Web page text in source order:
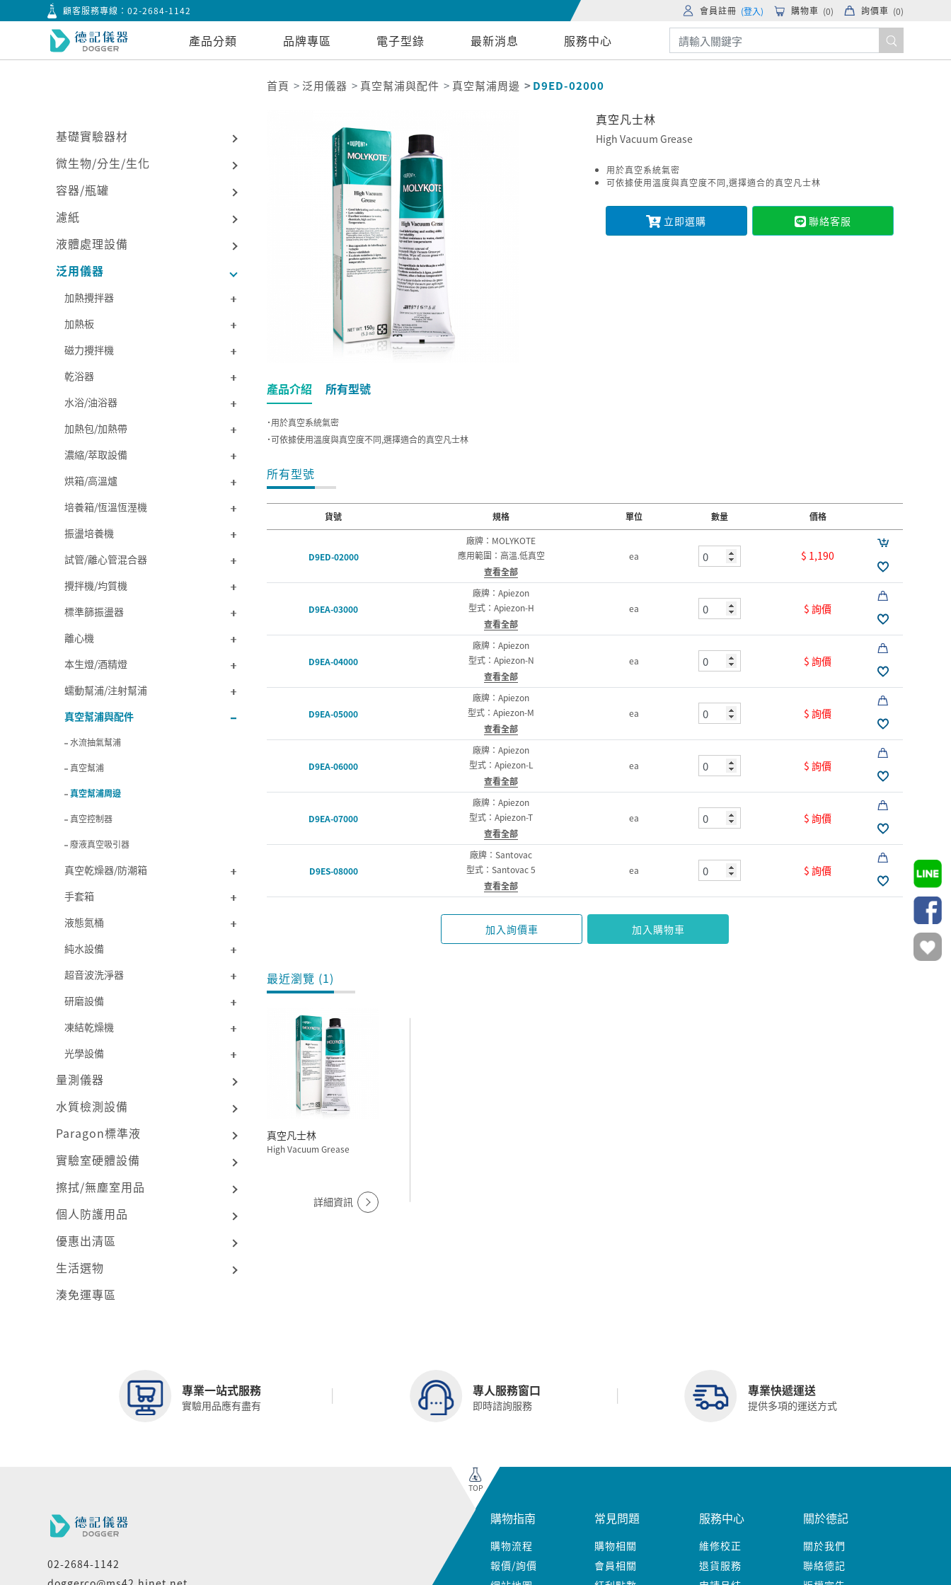
顧客服務專線：02-2684-1142 會員註冊 (登入) 購物車 (0) 詢價車 (0)
產品分類 品牌專區 電子型錄 最新消息 服務中心
首頁 泛用儀器 真空幫浦與配件 真空幫浦周邊 D9ED-02000
基礎實驗器材
微生物/分生/生化
容器/瓶罐
濾紙
液體處理設備
泛用儀器
加熱攪拌器
加熱板
磁力攪拌機
乾浴器
水浴/油浴器
加熱包/加熱帶
濃縮/萃取設備
烘箱/高溫爐
培養箱/恆溫恆溼機
振盪培養機
試管/離心管混合器
攪拌機/均質機
標準篩振盪器
離心機
本生燈/酒精燈
蠕動幫浦/注射幫浦
真空幫浦與配件
水流抽氣幫浦
真空幫浦
真空幫浦周邊
真空控制器
廢液真空吸引器
真空乾燥器/防潮箱
手套箱
液態氮桶
純水設備
超音波洗淨器
研磨設備
凍結乾燥機
光學設備
量測儀器
水質檢測設備
Paragon標準液
實驗室硬體設備
擦拭/無塵室用品
個人防護用品
優惠出清區
生活選物
湊免運專區
真空凡士林
High Vacuum Grease
用於真空系統氣密
可依據使用溫度與真空度不同,選擇適合的真空凡士林
立即選購 聯絡客服
產品介紹 所有型號
˙用於真空系統氣密
˙可依據使用溫度與真空度不同,選擇適合的真空凡士林
所有型號
貨號 規格 單位 數量 價格
D9ED-02000
廠牌：MOLYKOTE
應用範圍：高溫.低真空
查看全部
ea $ 1,190
D9EA-03000
廠牌：Apiezon
型式：Apiezon-H
查看全部
ea $ 詢價
D9EA-04000
廠牌：Apiezon
型式：Apiezon-N
查看全部
ea $ 詢價
D9EA-05000
廠牌：Apiezon
型式：Apiezon-M
查看全部
ea $ 詢價
D9EA-06000
廠牌：Apiezon
型式：Apiezon-L
查看全部
ea $ 詢價
D9EA-07000
廠牌：Apiezon
型式：Apiezon-T
查看全部
ea $ 詢價
D9ES-08000
廠牌：Santovac
型式：Santovac 5
查看全部
ea $ 詢價
加入詢價車 加入購物車
最近瀏覽 (1)
真空凡士林
High Vacuum Grease
詳細資訊
專業一站式服務
實驗用品應有盡有
專人服務窗口
即時諮詢服務
專業快遞運送
提供多項的運送方式
TOP
02-2684-1142
購物指南
購物流程
報價/詢價
常見問題
購物相關
會員相關
服務中心
維修校正
退貨服務
關於德記
關於我們
聯絡德記